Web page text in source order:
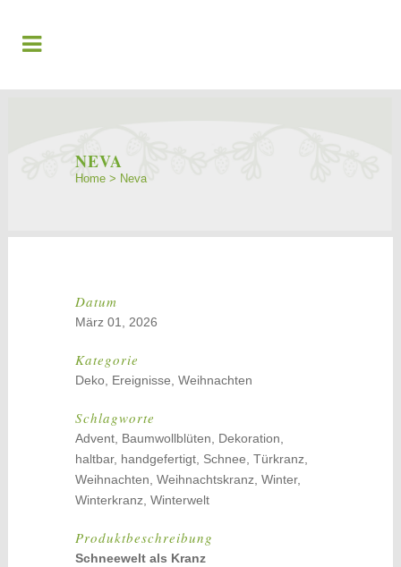
NEVA
Home > Neva
Datum
März 01, 2026
Kategorie
Deko, Ereignisse, Weihnachten
Schlagworte
Advent, Baumwollblüten, Dekoration,
haltbar, handgefertigt, Schnee, Türkranz,
Weihnachten, Weihnachtskranz, Winter,
Winterkranz, Winterwelt
Produktbeschreibung
Schneewelt als Kranz